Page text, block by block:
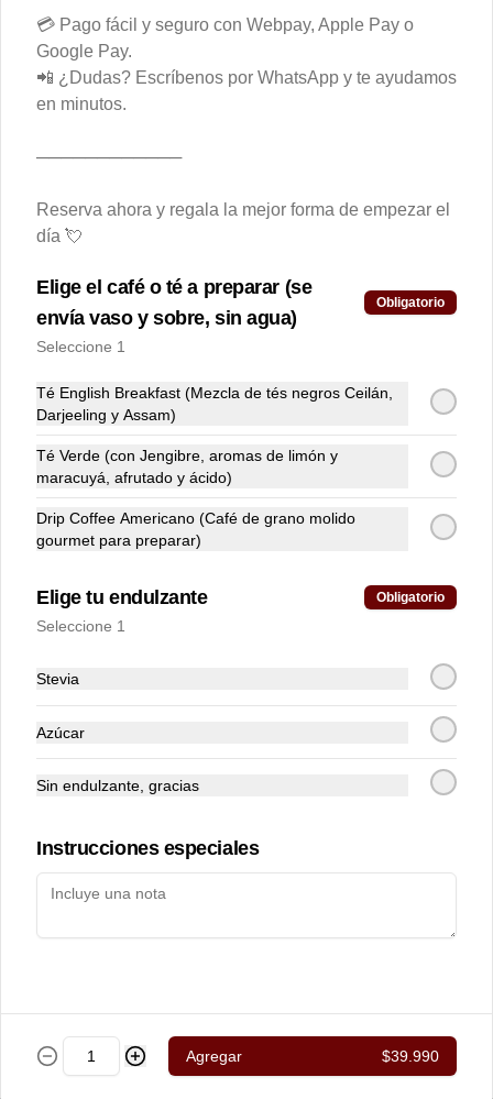
Breakfast, de miga suave y aroma
maduros y un toque de chips de
chocolate.
$3.900
Muffin de chocolate belga intenso
relleno de cremoso cheesecake.
$2.900
Exquisita y suave galleta con chips de
chocolate belga semi amargo al 55% de
cacao.
$4.200
Croissant hojaldrado relleno de crema
Ideal para un desayuno dulce junto al
Esponjoso mini muffin con arándanos,
$2.000
maní y chips de chocolate blanco al 31%
💳 Pago fácil y seguro con Webpay, Apple Pay o
Google Pay.
📲 ¿Dudas? Escríbenos por WhatsApp y te ayudamos
en minutos.
────────────
Reserva ahora y regala la mejor forma de empezar el
día 💘
Elige el café o té a preparar (se
envía vaso y sobre, sin agua)
Obligatorio
Seleccione 1
Té English Breakfast (Mezcla de tés negros Ceilán,
Darjeeling y Assam)
Té Verde (con Jengibre, aromas de limón y
maracuyá, afrutado y ácido)
Drip Coffee Americano (Café de grano molido
gourmet para preparar)
Elige tu endulzante Obligatorio
Seleccione 1
Stevia
Azúcar
Sin endulzante, gracias
Instrucciones especiales
Agregar $39.990